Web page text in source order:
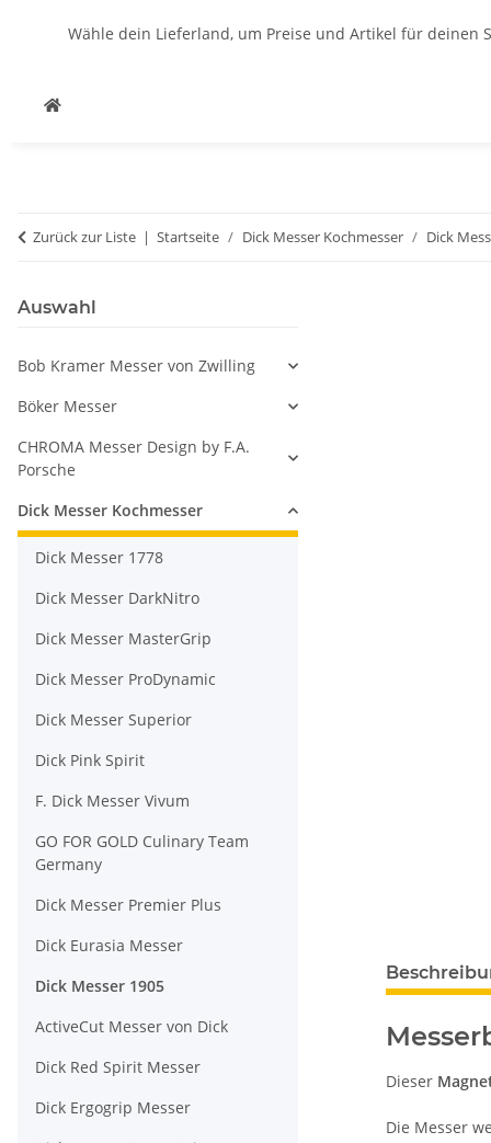
Wähle dein Lieferland, um Preise und Artikel für deinen
Zurück zur Liste Startseite Dick Messer Kochmesser Dick
Dieser
Die Messer
Auswahl
Bob Kramer Messer von Zwilling
Böker Messer
CHROMA Messer Design by F.A.
Porsche
Dick Messer Kochmesser
Dick Messer 1778
Dick Messer DarkNitro
Dick Messer MasterGrip
Dick Messer ProDynamic
Dick Messer Superior
Dick Pink Spirit
F. Dick Messer Vivum
GO FOR GOLD Culinary Team
Germany
Dick Messer Premier Plus
Dick Eurasia Messer
Dick Messer 1905
ActiveCut Messer von Dick
Dick Red Spirit Messer
Dick Ergogrip Messer